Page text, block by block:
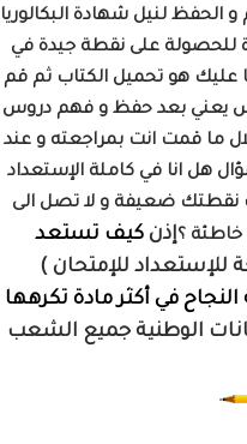
الحفظ لنيل شهادة البكالوريا
للحصولة على نقطة جيدة في
عليك هو تحميل الكتاب ثم قم
يعني بعد حفظ و فهم دروس
ما قمت انت بمراجعته و عند
هل انا في كاملة الإستعداد
نقطتك ضعيفة و لا تصل الى
خاطئة ؟إذنكيف تستعد
للإمتحان )
في أكثر مادة تكرهها
الوطنية جميع الشعب